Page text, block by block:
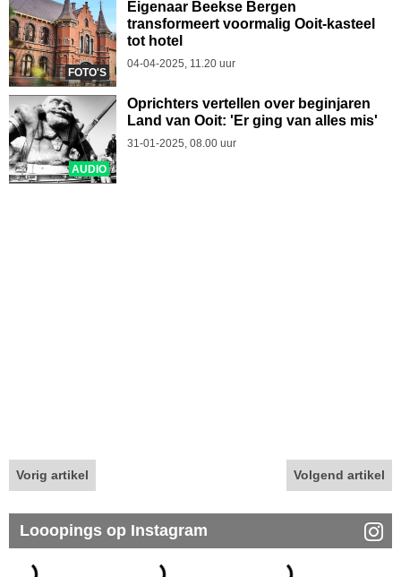
FOTO'S
Eigenaar Beekse Bergen
transformeert voormalig Ooit-kasteel
tot hotel
04-04-2025, 11.20 uur
AUDIO
Oprichters vertellen over beginjaren
Land van Ooit: 'Er ging van alles mis'
31-01-2025, 08.00 uur
Vorig artikel Volgend artikel
Looopings op Instagram